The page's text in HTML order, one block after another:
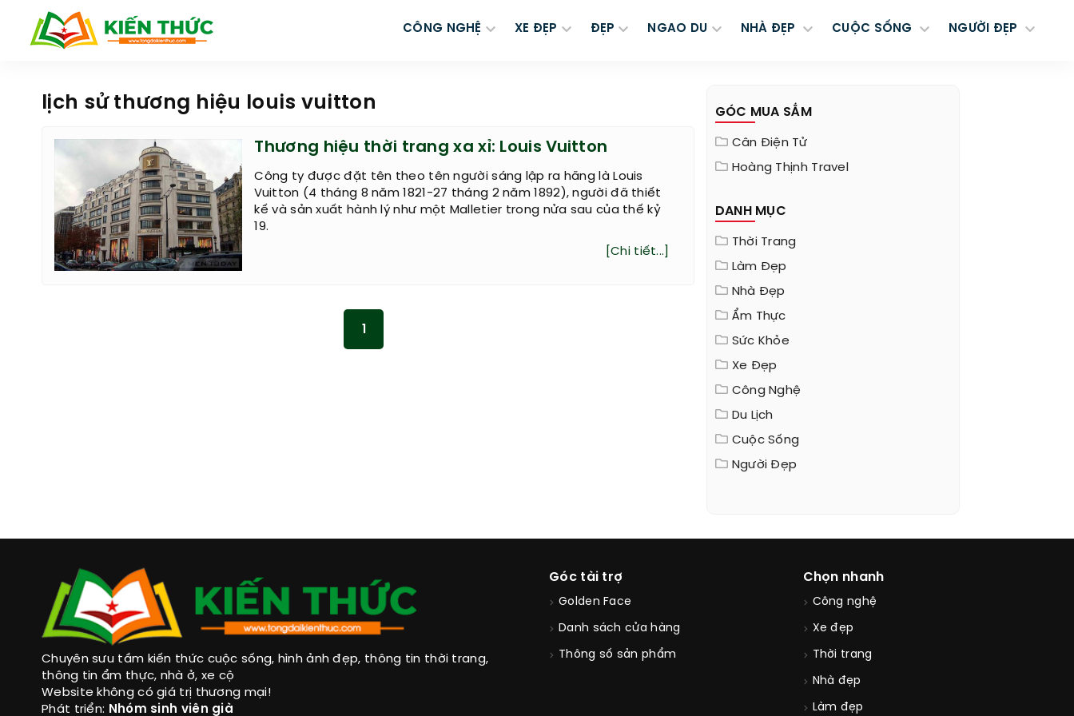
CÔNG NGHỆ XE ĐẸP ĐẸP NGAO DU NHÀ ĐẸP CUỘC SỐNG NGƯỜI ĐẸP
lịch sử thương hiệu louis vuitton
Thương hiệu thời trang xa xỉ: Louis Vuitton
Công ty được đặt tên theo tên người sáng lập ra hãng là Louis
Vuitton (4 tháng 8 năm 1821-27 tháng 2 năm 1892), người đã thiết
kế và sản xuất hành lý như một Malletier trong nửa sau của thế kỷ
19.
[Chi tiết...]
GÓC MUA SẮM
Cân Điện Tử
Hoàng Thịnh Travel
DANH MỤC
Thời Trang
Làm Đẹp
Nhà Đẹp
Ẩm Thực
Sức Khỏe
Xe Đẹp
Công Nghệ
Du Lịch
Cuộc Sống
Người Đẹp
Chuyên sưu tầm kiến thức cuộc sống, hình ảnh đẹp, thông tin thời trang,
thông tin ẩm thực, nhà ở, xe cộ
Website không có giá trị thương mại!
Phát triển: Nhóm sinh viên già
Góc tài trợ
Golden Face
Danh sách cửa hàng
Thông số sản phẩm
Chọn nhanh
Công nghệ
Xe đẹp
Thời trang
Nhà đẹp
Làm đẹp